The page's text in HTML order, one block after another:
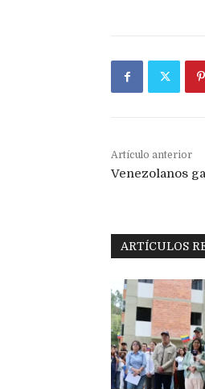
Artículo anterior
Venezolanos
ARTÍCULOS